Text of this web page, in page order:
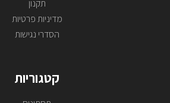
תקנון
מדיניות פרטיות
הסדרי נגישות
קטגוריות